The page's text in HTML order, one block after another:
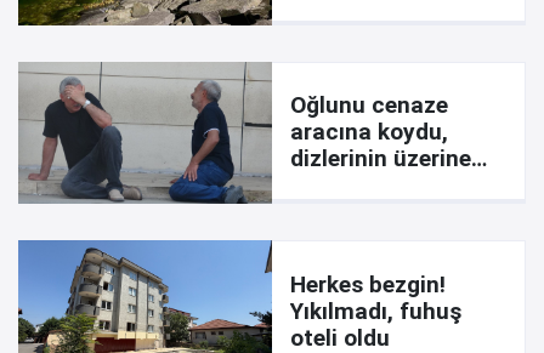
Oğlunu cenaze
aracına koydu,
dizlerinin üzerine
Herkes bezgin!
Yıkılmadı, fuhuş
oteli oldu